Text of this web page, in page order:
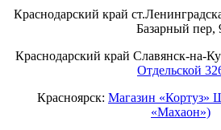
Краснодарский край
Базарный пер,
Краснодарский край Славянск-на-
Отдельской
Красноярск: Магазин «Кортуз»
«Махаон»)